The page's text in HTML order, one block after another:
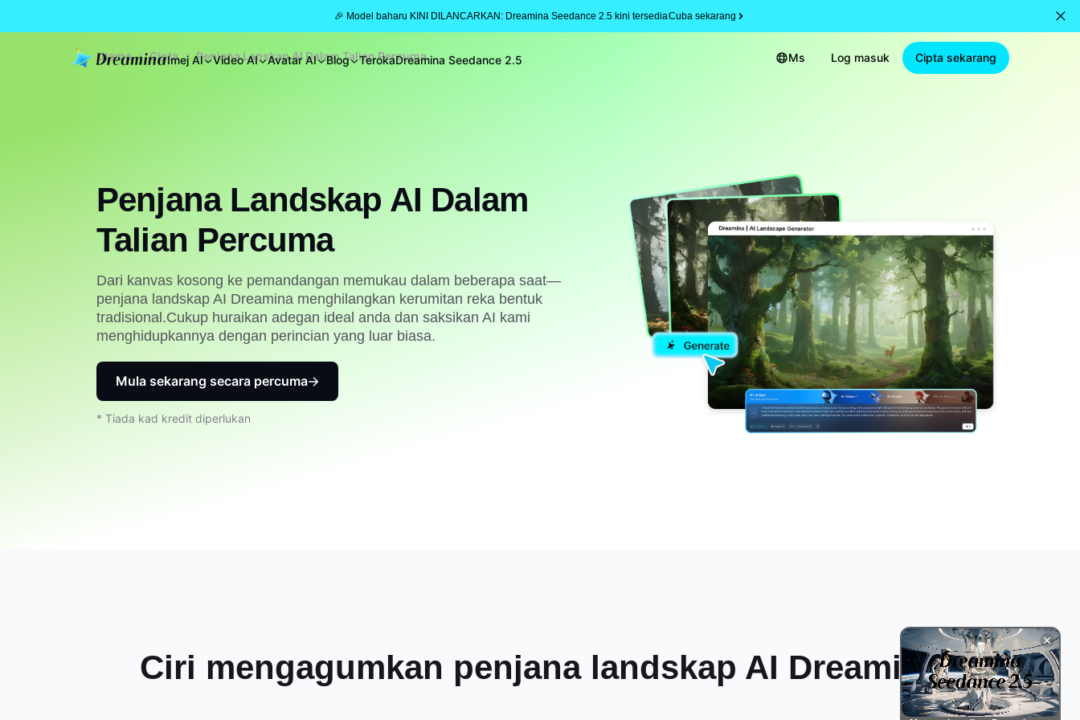
🎉 Model baharu KINI DILANCARKAN: Dreamina Seedance 2.5 kini tersediaCuba sekarang
Imej AI Video AI Avatar AI Blog TerokaDreamina Seedance 2.5 Ms Log masuk Cipta sekarang
Utama Cipta Penjana Lanskap AI Dalam Talian Percuma
Penjana Landskap AI Dalam
Talian Percuma
Dari kanvas kosong ke pemandangan memukau dalam beberapa saat—
penjana landskap AI Dreamina menghilangkan kerumitan reka bentuk
tradisional.Cukup huraikan adegan ideal anda dan saksikan AI kami
menghidupkannya dengan perincian yang luar biasa.
Mula sekarang secara percuma
* Tiada kad kredit diperlukan
Ciri mengagumkan penjana landskap AI Dreamina